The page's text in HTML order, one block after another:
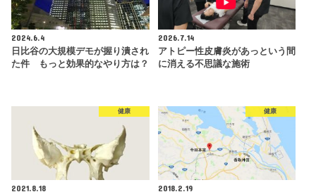
2024.6.4
日比谷の大規模デモが握り潰され
た件 もっと効果的なやり方は？
2026.7.14
アトピー性皮膚炎があっという間
に消える不思議な施術
健康
2021.8.18
健康
2018.2.19